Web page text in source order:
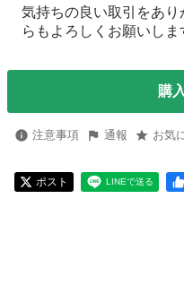
気持ちの良い取引をあ
らもよろしくお願いしま
購
注意事項 通報 お気
ポスト LINEで送る